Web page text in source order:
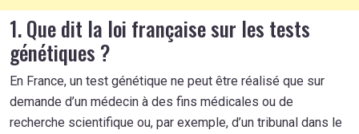
1. Que dit la loi française sur les tests
génétiques ?
En France, un test génétique ne peut être réalisé que sur
demande d’un médecin à des fins médicales ou de
recherche scientifique ou, par exemple, d’un tribunal dans le